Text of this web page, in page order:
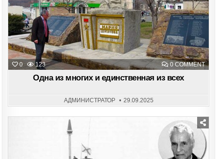
0 123 0 COMMENTON
Одна из многих и единственная из всех
АДМИНИСТРАТОР 29.09.2025